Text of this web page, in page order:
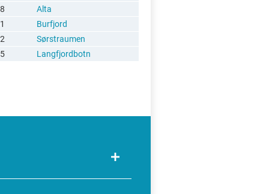
Alta
Burfjord
Sørstraumen
Langfjordbotn